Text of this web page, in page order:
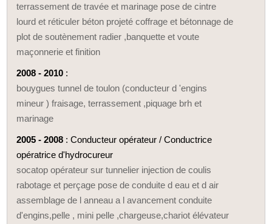
terrassement de travée et marinage pose de cintre
lourd et réticuler béton projeté coffrage et bétonnage de
plot de soutènement radier ,banquette et voute
maçonnerie et finition
2008 - 2010 :
bouygues tunnel de toulon (conducteur d 'engins
mineur ) fraisage, terrassement ,piquage brh et
marinage
2005 - 2008 : Conducteur opérateur / Conductrice
opératrice d'hydrocureur
socatop opérateur sur tunnelier injection de coulis
rabotage et perçage pose de conduite d eau et d air
assemblage de l anneau a l avancement conduite
d'engins,pelle , mini pelle ,chargeuse,chariot élévateur